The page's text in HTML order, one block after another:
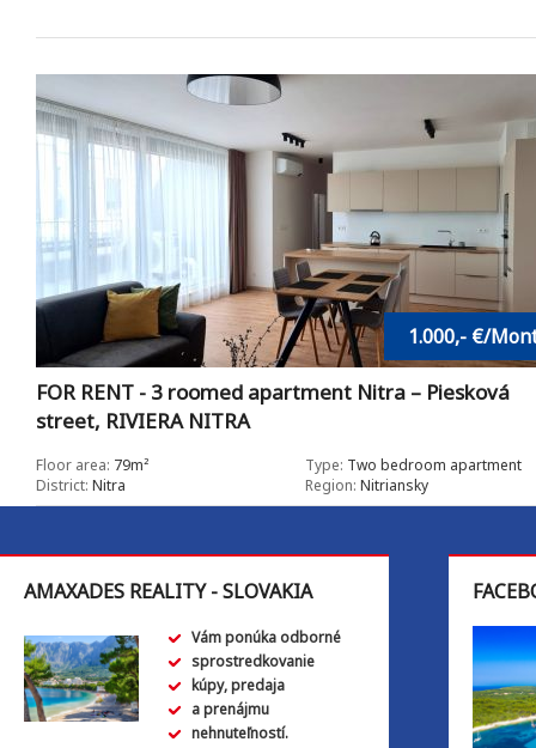
FOR RENT - 3 roomed apartment Nitra – Piesková
street, RIVIERA NITRA
1.000,- €/
Floor area: 79m² Type: Two bedroom apartment
District: Nitra Region: Nitriansky
AMAXADES REALITY - SLOVAKIA
Vám ponúka odborné
sprostredkovanie
kúpy, predaja
a prenájmu
nehnuteľností.